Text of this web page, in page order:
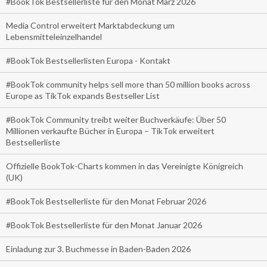
Media Control erweitert Marktabdeckung um
Lebensmitteleinzelhandel
#BookTok Bestsellerlisten Europa - Kontakt
#BookTok community helps sell more than 50 million books across
Europe as TikTok expands Bestseller List
#BookTok Community treibt weiter Buchverkäufe: Über 50
Millionen verkaufte Bücher in Europa – TikTok erweitert
Bestsellerliste
Offizielle BookTok-Charts kommen in das Vereinigte Königreich
(UK)
#BookTok Bestsellerliste für den Monat Februar 2026
#BookTok Bestsellerliste für den Monat Januar 2026
Einladung zur 3. Buchmesse in Baden-Baden 2026